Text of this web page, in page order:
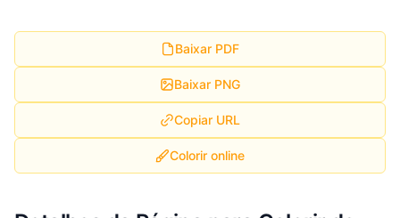
Baixar PDF
Baixar PNG
Copiar URL
Colorir online